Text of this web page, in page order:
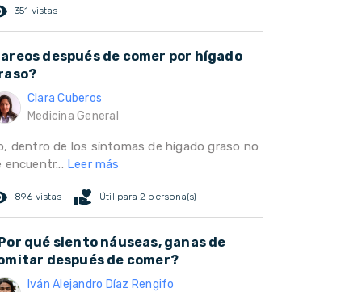
351 vistas
después de comer por hígado
Clara Cuberos
Medicina General
dentro de los síntomas de hígado graso no
encuentr... Leer más
896 vistas volunteer_activism Útil para 2 persona(s)
qué siento náuseas, ganas de
después de comer?
Iván Alejandro Díaz Rengifo